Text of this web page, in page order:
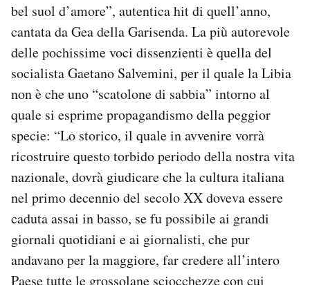
bel suol d’amore”, autentica hit di quell’anno,
cantata da Gea della Garisenda. La più autorevole
delle pochissime voci dissenzienti è quella del
socialista Gaetano Salvemini, per il quale la Libia
non è che uno “scatolone di sabbia” intorno al
quale si esprime propagandismo della peggior
specie: “Lo storico, il quale in avvenire vorrà
ricostruire questo torbido periodo della nostra vita
nazionale, dovrà giudicare che la cultura italiana
nel primo decennio del secolo XX doveva essere
caduta assai in basso, se fu possibile ai grandi
giornali quotidiani e ai giornalisti, che pur
andavano per la maggiore, far credere all’intero
Paese tutte le grossolane sciocchezze con cui